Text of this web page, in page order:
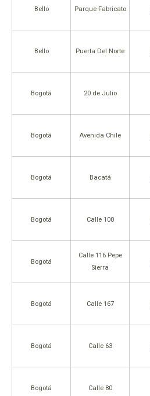
Bello Parque Fabricato
Bello Puerta Del Norte
Bogotá 20 de Julio
Bogotá Avenida Chile
Bogotá Bacatá
Bogotá Calle 100
Bogotá
Calle 116 Pepe
Sierra
Bogotá Calle 167
Bogotá Calle 63
Bogotá Calle 80